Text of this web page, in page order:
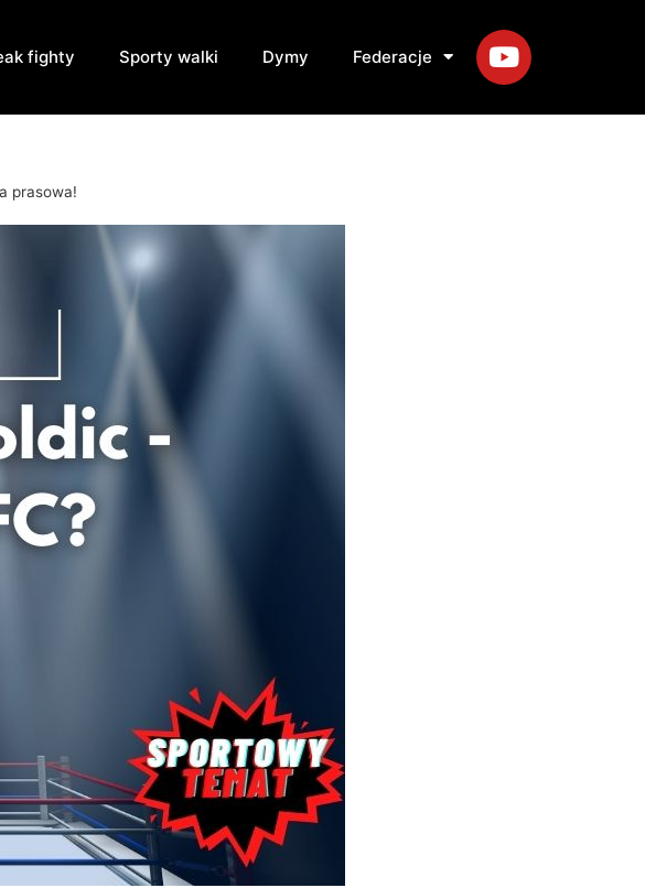
fighty Sporty walki Dymy Federacje
prasowa!